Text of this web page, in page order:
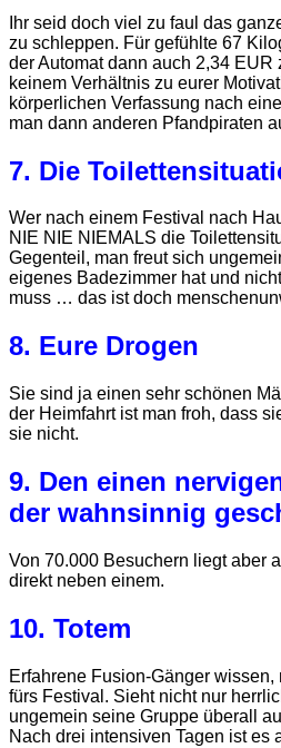
Ihr seid doch viel zu faul das
zu schleppen. Für gefühlte 67
der Automat dann auch 2,34 EUR
keinem Verhältnis zu eurer
körperlichen Verfassung nach
man dann anderen Pfandpiraten
7. Die
Wer nach einem Festival nach
NIE NIE NIEMALS die
Gegenteil, man freut sich
eigenes Badezimmer hat und
muss … das ist doch
8. Eure Drogen
Sie sind ja einen sehr schönen
der Heimfahrt ist man froh, dass
sie nicht.
9. Den einen
der wahnsinnig
Von 70.000 Besuchern liegt aber
direkt neben einem.
10. Totem
Erfahrene Fusion-Gänger wissen,
fürs Festival. Sieht nicht nur
ungemein seine Gruppe überall
Nach drei intensiven Tagen ist es